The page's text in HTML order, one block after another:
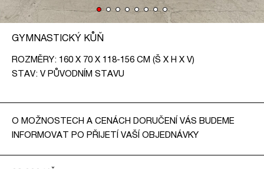
CZ
GYMNASTICKÝ KŮŇ
ROZMĚRY: 160 X 70 X 118-156 CM (Š X H X V)
STAV: V PŮVODNÍM STAVU
O MOŽNOSTECH A CENÁCH DORUČENÍ VÁS BUDEME
INFORMOVAT PO PŘIJETÍ VAŠÍ OBJEDNÁVKY